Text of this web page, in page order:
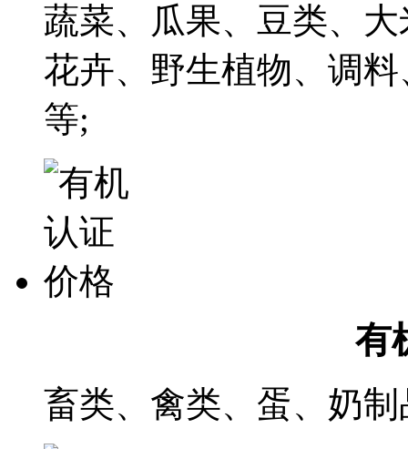
蔬菜、瓜果、豆类、
花卉、野生植物、调
等;
有
畜类、禽类、蛋、奶